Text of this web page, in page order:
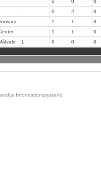
0 0
0
0 2
0
1 1
0
1 1
0
1 0 0
0
Informationssystem)